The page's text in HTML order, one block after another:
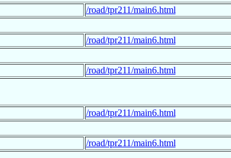
/road/tpr211/main6.html
/road/tpr211/main6.html
/road/tpr211/main6.html
/road/tpr211/main6.html
/road/tpr211/main6.html